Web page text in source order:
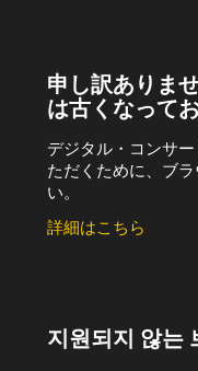
申し訳ありま
は古くなって
デジタル・コンサ
ただくために、ブ
い。
詳細はこちら
지원되지 않는